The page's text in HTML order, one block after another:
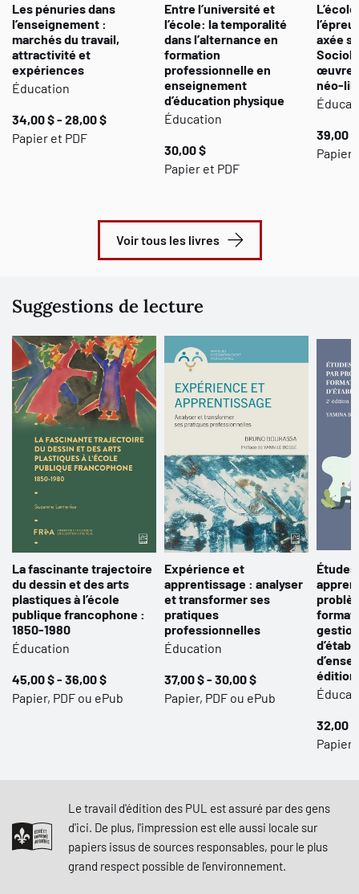
Les pénuries dans
l’enseignement :
marchés du travail,
attractivité et
expériences
Éducation
34,00 $ - 28,00 $
Papier et PDF
Entre l’université et
l’école: la temporalité
dans l’alternance en
formation
professionnelle en
enseignement
d’éducation physique
Éducation
30,00 $
Papier et PDF
axée
œuvre
néo-
39,00 $
Papier
Voir tous les livres
Suggestions de lecture
La fascinante trajectoire
du dessin et des arts
plastiques à l’école
publique francophone :
1850-1980
Éducation
45,00 $ - 36,00 $
Papier, PDF ou ePub
Expérience et
apprentissage : analyser
et transformer ses
pratiques
professionnelles
Éducation
37,00 $ - 30,00 $
Papier, PDF ou ePub
32,00
Papier,
Le travail d'édition des PUL est assuré par des gens
d'ici. De plus, l'impression est elle aussi locale sur
papiers issus de sources responsables, pour le plus
grand respect possible de l'environnement.